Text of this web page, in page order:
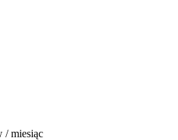
/ miesiąc